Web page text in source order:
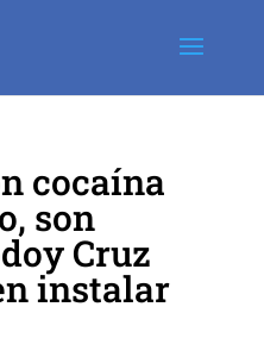
cocaína
son
Cruz
instalar